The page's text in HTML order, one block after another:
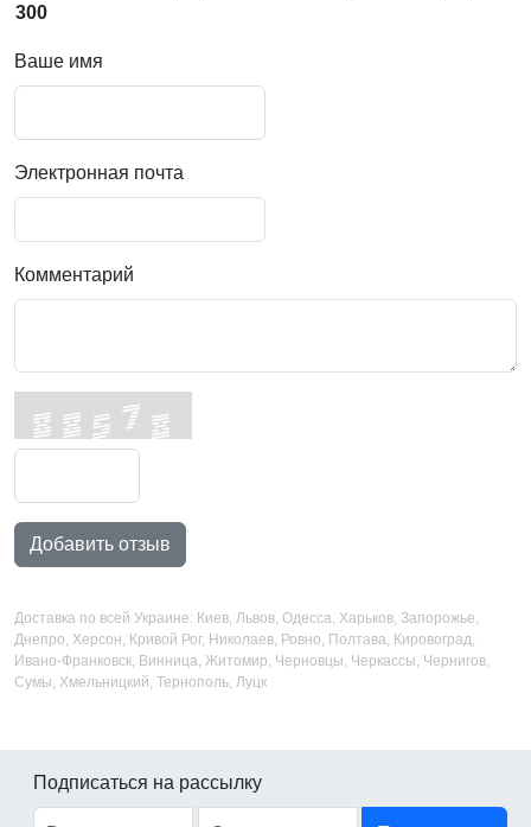
300
Ваше имя
Электронная почта
Комментарий
Добавить отзыв
Доставка по всей Украине: Киев, Львов, Одесса, Харьков, Запорожье,
Днепро, Херсон, Кривой Рог, Николаев, Ровно, Полтава, Кировоград,
Ивано-Франковск, Винница, Житомир, Черновцы, Черкассы, Чернигов,
Сумы, Хмельницкий, Тернополь, Луцк
Подписаться на рассылку